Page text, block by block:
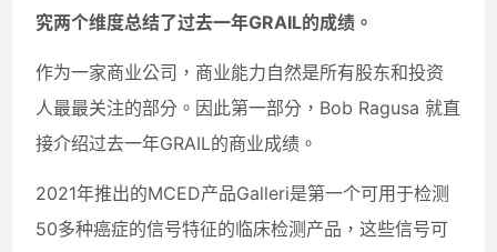
究两个维度总结了过去一年GRAIL的成绩。
作为一家商业公司，商业能力自然是所有股东和投资
人最最关注的部分。因此第一部分，Bob Ragusa 就直
接介绍过去一年GRAIL的商业成绩。
2021年推出的MCED产品Galleri是第一个可用于检测
50多种癌症的信号特征的临床检测产品，这些信号可